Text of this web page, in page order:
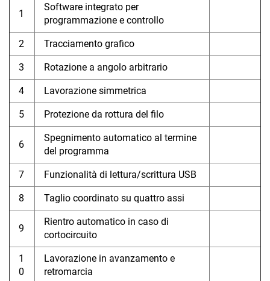
1
Software integrato per
programmazione e controllo
2 Tracciamento grafico
3 Rotazione a angolo arbitrario
4 Lavorazione simmetrica
5 Protezione da rottura del filo
6
Spegnimento automatico al termine
del programma
7 Funzionalità di lettura/scrittura USB
8 Taglio coordinato su quattro assi
9
Rientro automatico in caso di
cortocircuito
1
0
Lavorazione in avanzamento e
retromarcia